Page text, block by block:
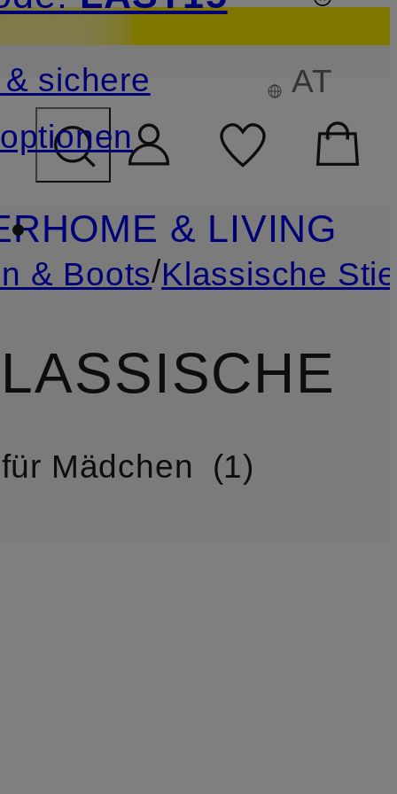
ÜBERSPRINGEN
sichere
AT
HOME & LIVING
& Boots/Klassische
für Mädchen 1